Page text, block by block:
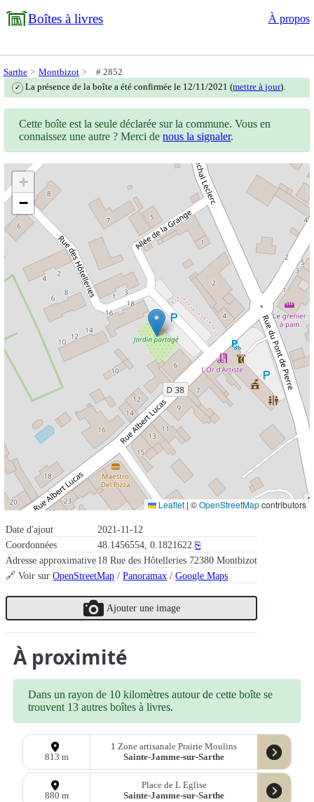
Boîtes à livres À propos
Sarthe Montbizot # 2852
✓ La présence de la boîte a été confirmée le 12/11/2021 (mettre à jour).
Date d'ajout
2021-11-12
Coordonnées
48.1456554, 0.1821622 ⎘
Adresse approximative18 Rue des Hôtelleries 72380 Montbizot
🔗 Voir surOpenStreetMap /Panoramax /Google Maps
Ajouter une image
Cette boîte est la seule déclarée sur la commune. Vous en
connaissez une autre ? Merci denous la signaler.
+
−
Leaflet | ©OpenStreetMapcontributors
À proximité
Dans un rayon de 10 kilomètres autour de cette boîte se
trouvent 13 autres boîtes à livres.
813 m
1 Zone artisanale Prairie Moulins
Sainte-Jamme-sur-Sarthe
880 m
Place de L Eglise
Sainte-Jamme-sur-Sarthe